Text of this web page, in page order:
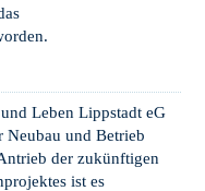
Leben Lippstadt eG
Neubau und Betrieb
der zukünftigen
ist es